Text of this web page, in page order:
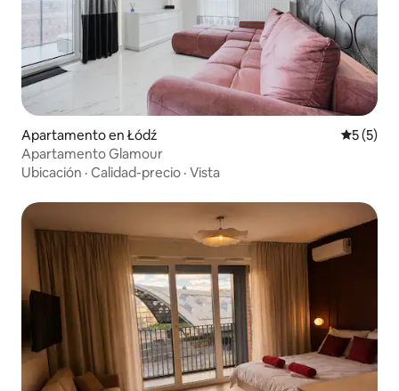
Apartamento en Łódź
5 (5)
Apartamento Glamour
Ubicación · Calidad-precio · Vista